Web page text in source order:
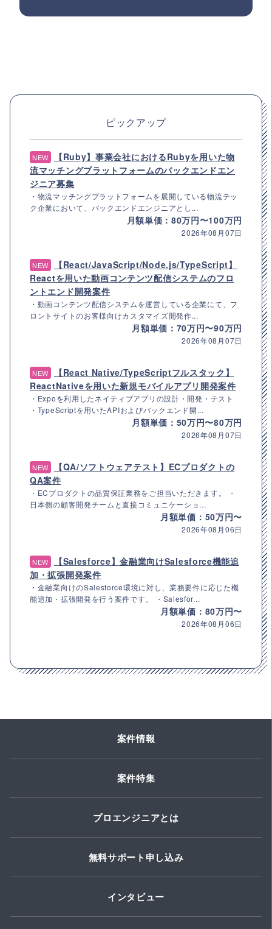
ピックアップ
NEW
【Ruby】事業会社におけるRubyを用いた物
流マッチングプラットフォームのバックエンドエン
ジニア募集
・物流マッチングプラットフォームを展開している物流テッ
ク企業において、バックエンドエンジニアとし...
月額単価：80万円〜100万円
2026年08月07日
NEW
【React/JavaScript/Node.js/TypeScript】
Reactを用いた動画コンテンツ配信システムのフロ
ントエンド開発案件
・動画コンテンツ配信システムを運営している企業にて、フ
ロントサイトのお客様向けカスタマイズ開発作...
月額単価：70万円〜90万円
2026年08月07日
NEW
【React Native/TypeScriptフルスタック】
ReactNativeを用いた新規モバイルアプリ開発案件
・Expoを利用したネイティブアプリの設計・開発・テスト
・TypeScriptを用いたAPIおよびバックエンド開...
月額単価：50万円〜80万円
2026年08月07日
NEW
【QA/ソフトウェアテスト】ECプロダクトの
QA案件
・ECプロダクトの品質保証業務をご担当いただきます。 ・
日本側の顧客開発チームと直接コミュニケーショ...
月額単価：50万円〜
2026年08月06日
NEW
【Salesforce】金融業向けSalesforce機能追
加・拡張開発案件
・金融業向けのSalesforce環境に対し、業務要件に応じた機
能追加・拡張開発を行う案件です。 ・Salesfor...
月額単価：80万円〜
2026年08月06日
案件情報
案件特集
プロエンジニアとは
無料サポート申し込み
インタビュー